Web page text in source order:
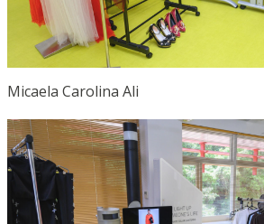
Micaela Carolina Ali